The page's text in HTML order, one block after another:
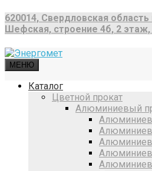
620014, Свердловская область
Шефская, строение 4б, 2
МЕНЮ
Каталог
Цветной прокат
Алюминиевый